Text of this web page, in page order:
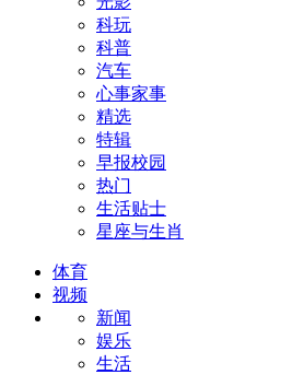
科玩
科普
汽车
心事家事
精选
特辑
早报校园
热门
生活贴士
星座与生肖
体育
视频
新闻
娱乐
生活